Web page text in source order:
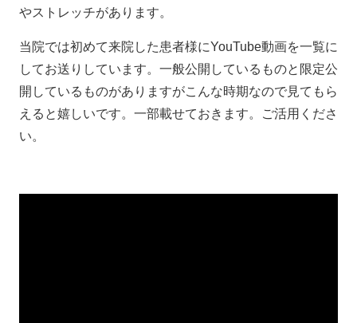
やストレッチがあります。
当院では初めて来院した患者様にYouTube動画を一覧に
してお送りしています。一般公開しているものと限定公
開しているものがありますがこんな時期なので見てもら
えると嬉しいです。一部載せておきます。ご活用くださ
い。